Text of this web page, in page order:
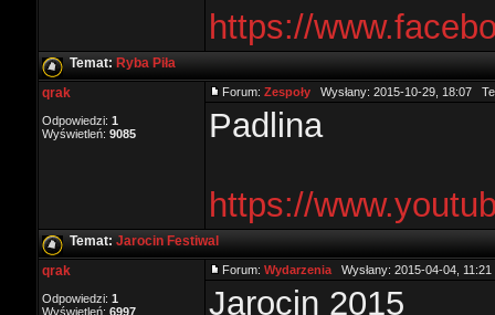
https://
Temat: Ryba Piła
qrak
Odpowiedzi: 1
Wyświetleń: 9085
Forum: Zespoły Wysłany: 2015-10-29, 18:07
Padlina
https://
Temat: Jarocin Festiwal
qrak
Odpowiedzi: 1
Wyświetleń: 6997
Forum: Wydarzenia Wysłany: 2015-04-04,
Jarocin 2015